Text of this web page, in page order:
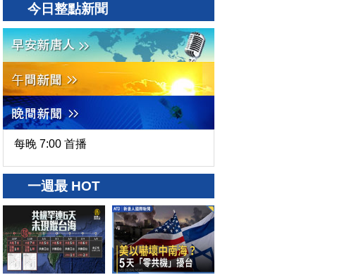
今日整點新聞
每晚 7:00 首播
一週最 HOT